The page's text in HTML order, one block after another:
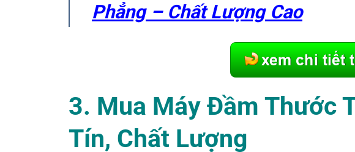
Phẳng – Chất Lượng Cao
3. Mua Máy Đầm Thước
Tín, Chất Lượng